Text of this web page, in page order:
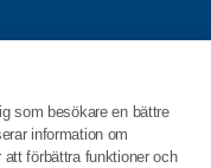
som besökare en bättre
information om
förbättra funktioner och